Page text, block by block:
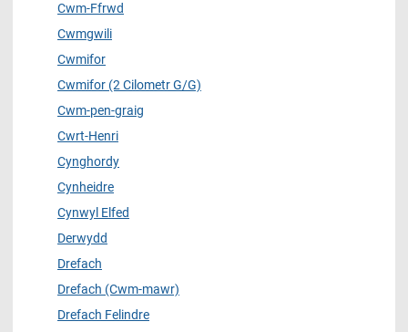
Cwm-Ffrwd
Cwmgwili
Cwmifor
Cwmifor (2 Cilometr G/G)
Cwm-pen-graig
Cwrt-Henri
Cynghordy
Cynheidre
Cynwyl Elfed
Derwydd
Drefach
Drefach (Cwm-mawr)
Drefach Felindre